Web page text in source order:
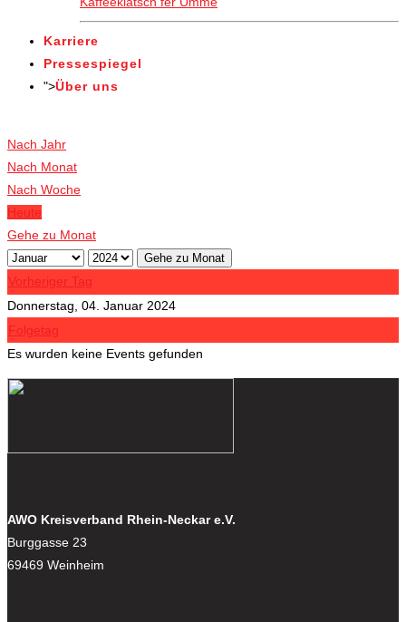
Karriere
Pressespiegel
">Über uns
Nach Jahr
Nach Monat
Nach Woche
Heute
Gehe zu Monat
Gehe zu Monat
Vorheriger Tag
Donnerstag, 04. Januar 2024
Folgetag
Es wurden keine Events gefunden
AWO Kreisverband Rhein-Neckar e.V.
Burggasse 23
69469 Weinheim